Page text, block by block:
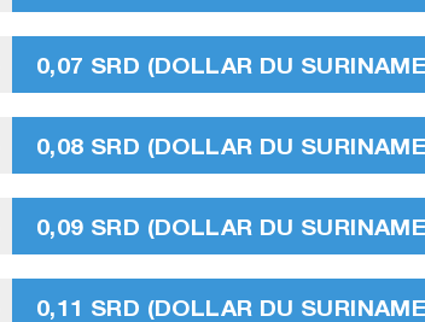
0,07 SRD (DOLLAR DU
0,08 SRD (DOLLAR DU
0,09 SRD (DOLLAR DU
0,11 SRD (DOLLAR DU